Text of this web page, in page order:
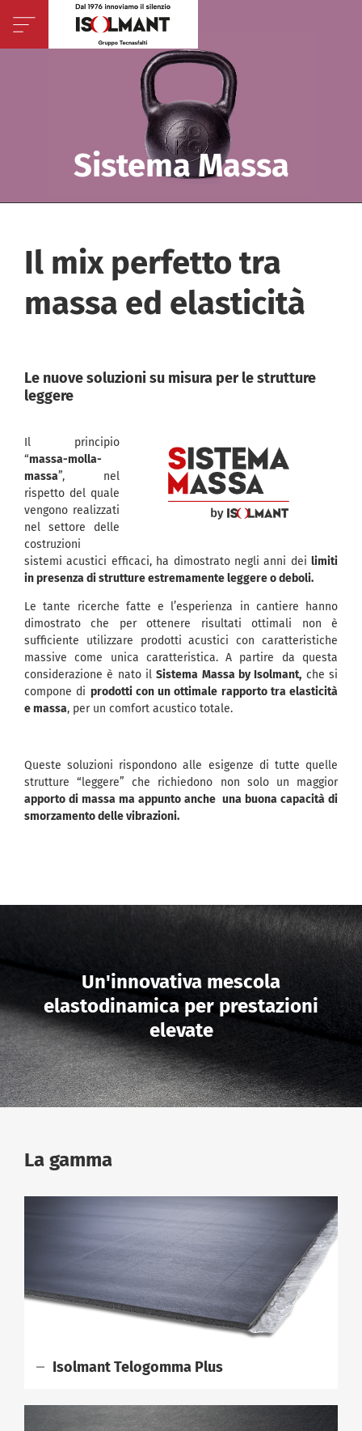
Sistema Massa
Il mix perfetto tra
massa ed elasticità
Le nuove soluzioni su misura per le strutture
leggere
Il principio
“massa-molla-
massa”, nel
rispetto del quale
vengono realizzati
nel settore delle
costruzioni
sistemi acustici efficaci, ha dimostrato negli anni dei limiti
in presenza di strutture estremamente leggere o deboli.
Le tante ricerche fatte e l’esperienza in cantiere hanno
dimostrato che per ottenere risultati ottimali non è
sufficiente utilizzare prodotti acustici con caratteristiche
massive come unica caratteristica. A partire da questa
considerazione è nato ilSistema Massa by Isolmant, che si
compone di prodotti con un ottimale rapporto tra elasticità
e massa, per un comfort acustico totale.
Queste soluzioni rispondono alle esigenze di tutte quelle
strutture “leggere” che richiedono non solo un maggior
apporto di massa ma appunto anche una buona capacità di
smorzamento delle vibrazioni.
Un'innovativa mescola
elastodinamica per prestazioni
elevate
La gamma
Isolmant Telogomma Plus